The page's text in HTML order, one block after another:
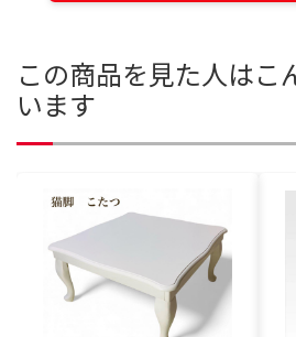
この商品を見た人はこ
います